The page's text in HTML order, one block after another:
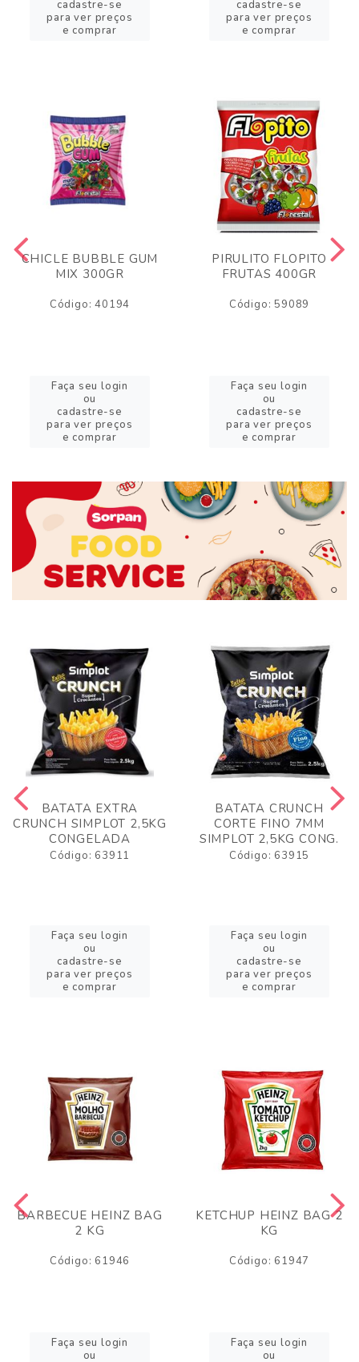
cadastre-se
para ver preços
e comprar
cadastre-se
para ver preços
e comprar
CHICLE BUBBLE GUM
MIX 300GR
Código: 40194
Faça seu login
ou
cadastre-se
para ver preços
e comprar
PIRULITO FLOPITO
FRUTAS 400GR
Código: 59089
Faça seu login
ou
cadastre-se
para ver preços
e comprar
BATATA EXTRA
CRUNCH SIMPLOT 2,5KG
CONGELADA
Código: 63911
Faça seu login
ou
cadastre-se
para ver preços
e comprar
BATATA CRUNCH
CORTE FINO 7MM
SIMPLOT 2,5KG CONG.
Código: 63915
Faça seu login
ou
cadastre-se
para ver preços
e comprar
BARBECUE HEINZ BAG
2 KG
Código: 61946
Faça seu login
ou
KETCHUP HEINZ BAG 2
KG
Código: 61947
Faça seu login
ou